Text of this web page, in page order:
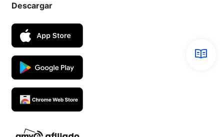
Descargar